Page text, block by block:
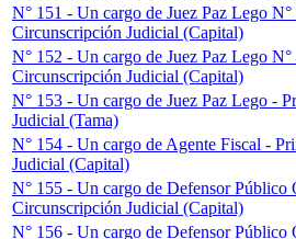
N° 151 - Un cargo de Juez Paz Lego
Circunscripción Judicial (Capital)
N° 152 - Un cargo de Juez Paz Lego
Circunscripción Judicial (Capital)
N° 153 - Un cargo de Juez Paz Lego -
Judicial (Tama)
N° 154 - Un cargo de Agente Fiscal -
Judicial (Capital)
N° 155 - Un cargo de Defensor Público
Circunscripción Judicial (Capital)
N° 156 - Un cargo de Defensor Público